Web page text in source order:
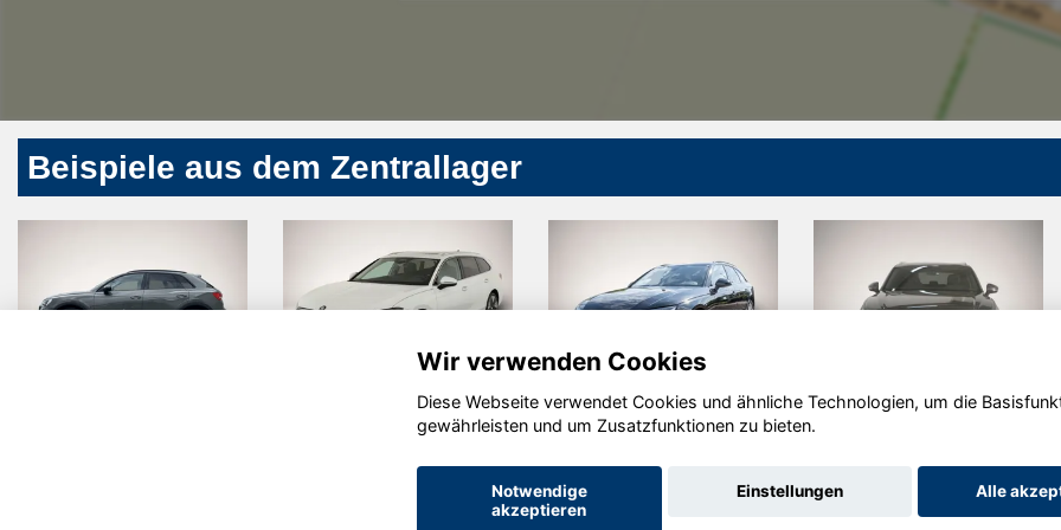
Beispiele aus dem Zentrallager
Audi A4 Volkswagen
Wir verwenden Cookies
Diese Webseite verwendet Cookies und ähnliche Technologien, um die
gewährleisten und um Zusatzfunktionen zu bieten.
Notwendige
akzeptieren
Einstellungen Alle